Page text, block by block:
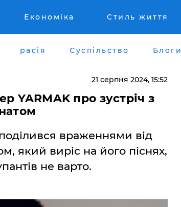
Економіка Стиль життя
расія Суспільство Блоги
21 серпня 2024, 15:52
YARMAK про зустріч з
враженнями від
який виріс на його піснях,
не варто.